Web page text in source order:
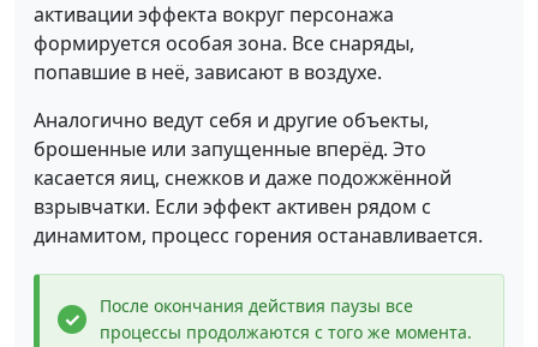
активации эффекта вокруг персонажа
формируется особая зона. Все снаряды,
попавшие в неё, зависают в воздухе.
Аналогично ведут себя и другие объекты,
брошенные или запущенные вперёд. Это
касается яиц, снежков и даже подожжённой
взрывчатки. Если эффект активен рядом с
динамитом, процесс горения останавливается.
После окончания действия паузы все
процессы продолжаются с того же момента.